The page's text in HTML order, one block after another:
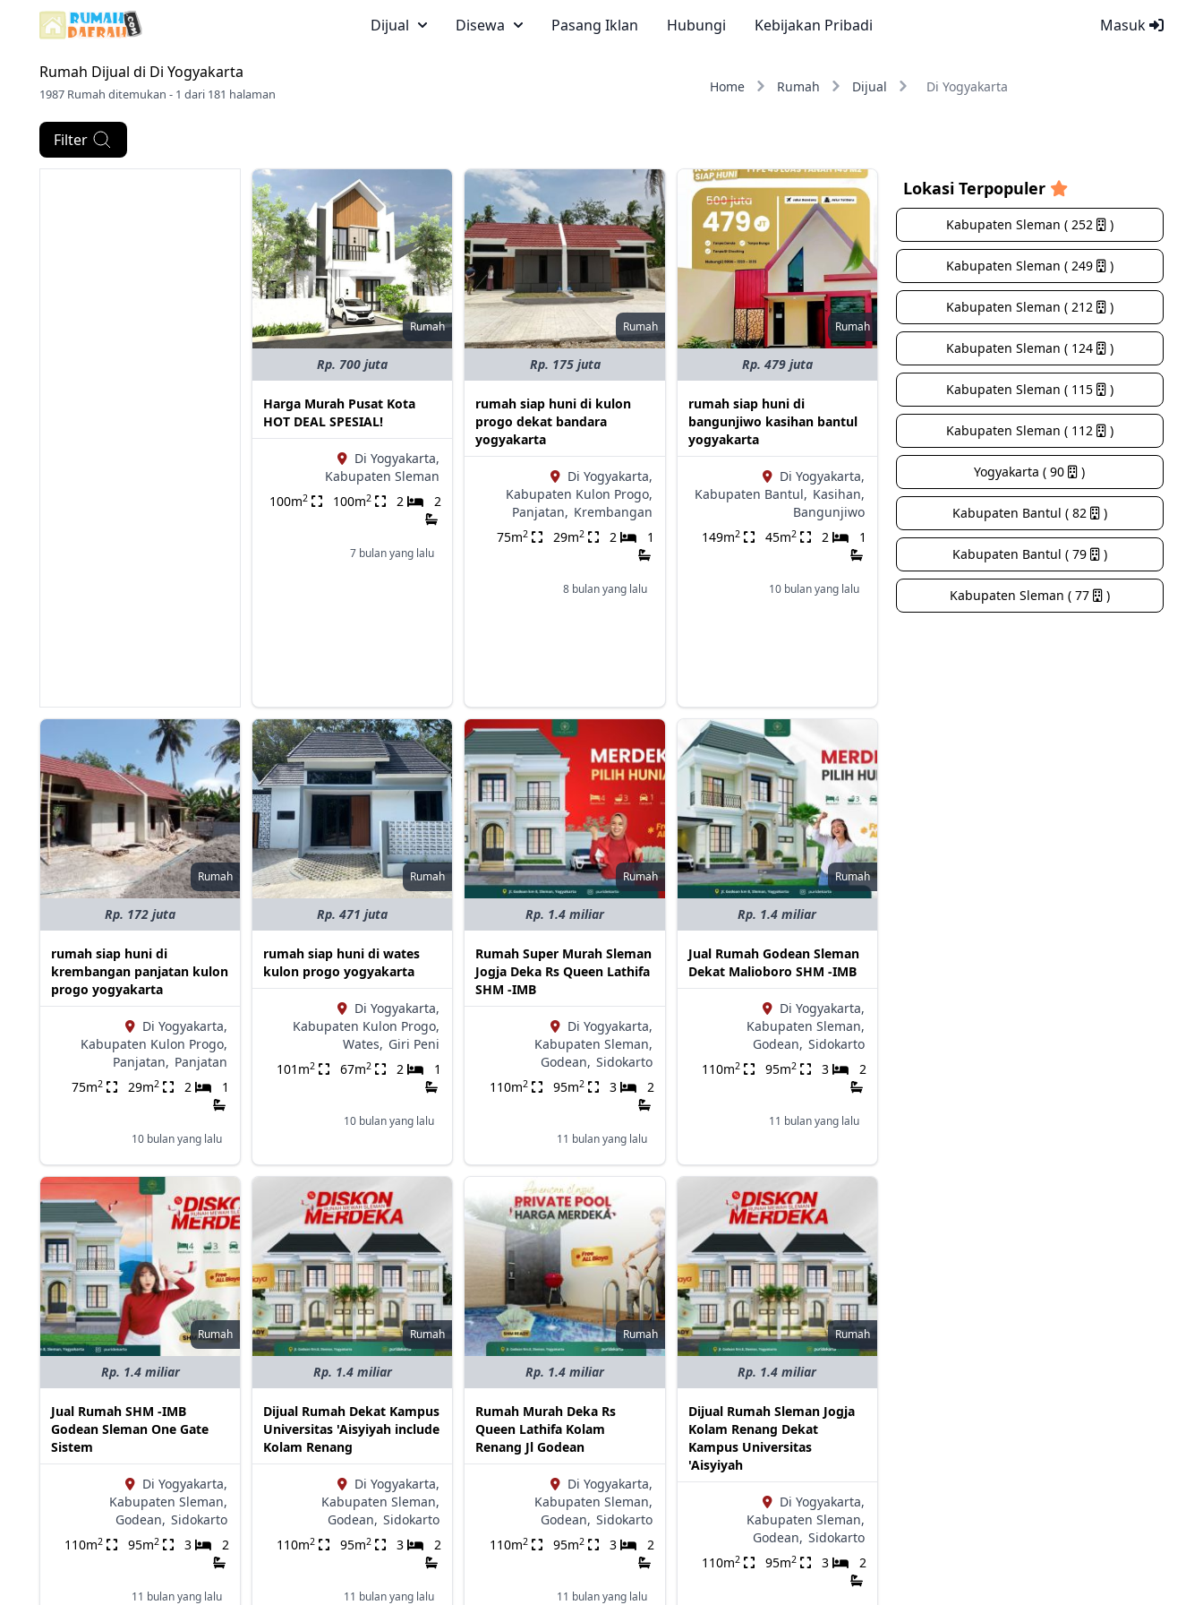
Masuk
Dijual Disewa Pasang Iklan Hubungi Kebijakan Pribadi
Rumah Dijual di Di Yogyakarta
1987 Rumah ditemukan - 1 dari 181 halaman Home Rumah Dijual Di Yogyakarta
Filter
Rumah
Rp. 700 juta
Harga Murah Pusat Kota
HOT DEAL SPESIAL!
Di Yogyakarta,
Kabupaten Sleman
100m2 100m2 2 2
7 bulan yang lalu
Rumah
Rp. 175 juta
rumah siap huni di kulon
progo dekat bandara
yogyakarta
Di Yogyakarta,
Kabupaten Kulon Progo,
Panjatan, Krembangan
75m2 29m2 2 1
8 bulan yang lalu
Rumah
Rp. 479 juta
rumah siap huni di
bangunjiwo kasihan bantul
yogyakarta
Di Yogyakarta,
Kabupaten Bantul, Kasihan,
Bangunjiwo
149m2 45m2 2 1
10 bulan yang lalu
Rumah
Rp. 172 juta
rumah siap huni di
krembangan panjatan kulon
progo yogyakarta
Di Yogyakarta,
Kabupaten Kulon Progo,
Panjatan, Panjatan
75m2 29m2 2 1
10 bulan yang lalu
Rumah
Rp. 471 juta
rumah siap huni di wates
kulon progo yogyakarta
Di Yogyakarta,
Kabupaten Kulon Progo,
Wates, Giri Peni
101m2 67m2 2 1
10 bulan yang lalu
Rumah
Rp. 1.4 miliar
Rumah Super Murah Sleman
Jogja Deka Rs Queen Lathifa
SHM -IMB
Di Yogyakarta,
Kabupaten Sleman,
Godean, Sidokarto
110m2 95m2 3 2
11 bulan yang lalu
Rumah
Rp. 1.4 miliar
Jual Rumah Godean Sleman
Dekat Malioboro SHM -IMB
Di Yogyakarta,
Kabupaten Sleman,
Godean, Sidokarto
110m2 95m2 3 2
11 bulan yang lalu
Rumah
Rp. 1.4 miliar
Jual Rumah SHM -IMB
Godean Sleman One Gate
Sistem
Di Yogyakarta,
Kabupaten Sleman,
Godean, Sidokarto
110m2 95m2 3 2
11 bulan yang lalu
Rumah
Rp. 1.4 miliar
Dijual Rumah Dekat Kampus
Universitas 'Aisyiyah include
Kolam Renang
Di Yogyakarta,
Kabupaten Sleman,
Godean, Sidokarto
110m2 95m2 3 2
11 bulan yang lalu
Rumah
Rp. 1.4 miliar
Rumah Murah Deka Rs
Queen Lathifa Kolam
Renang Jl Godean
Di Yogyakarta,
Kabupaten Sleman,
Godean, Sidokarto
110m2 95m2 3 2
11 bulan yang lalu
Rumah
Rp. 1.4 miliar
Dijual Rumah Sleman Jogja
Kolam Renang Dekat
Kampus Universitas
'Aisyiyah
Di Yogyakarta,
Kabupaten Sleman,
Godean, Sidokarto
110m2 95m2 3 2
Lokasi Terpopuler
Kabupaten Sleman ( 252 )
Kabupaten Sleman ( 249 )
Kabupaten Sleman ( 212 )
Kabupaten Sleman ( 124 )
Kabupaten Sleman ( 115 )
Kabupaten Sleman ( 112 )
Yogyakarta ( 90 )
Kabupaten Bantul ( 82 )
Kabupaten Bantul ( 79 )
Kabupaten Sleman ( 77 )